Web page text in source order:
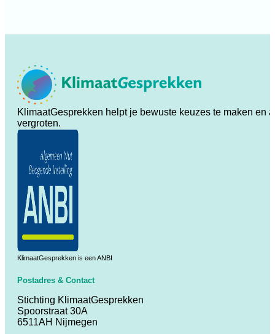
KlimaatGesprekken helpt je bewuste keuzes te maken en
vergroten.
KlimaatGesprekken is een ANBI
Postadres & Contact
Stichting KlimaatGesprekken
Spoorstraat 30A
6511AH Nijmegen